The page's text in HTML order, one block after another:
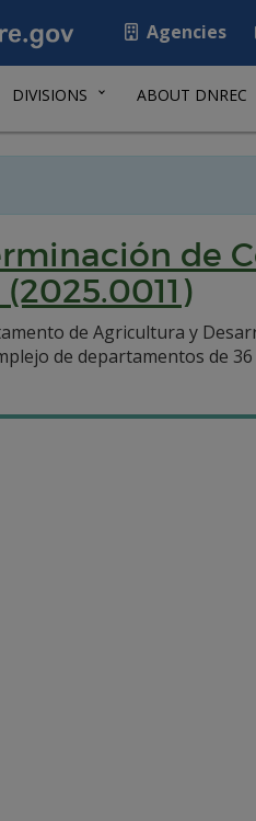
Agencies
DIVISIONS ABOUT DNREC
de
de Agricultura y
de departamentos de